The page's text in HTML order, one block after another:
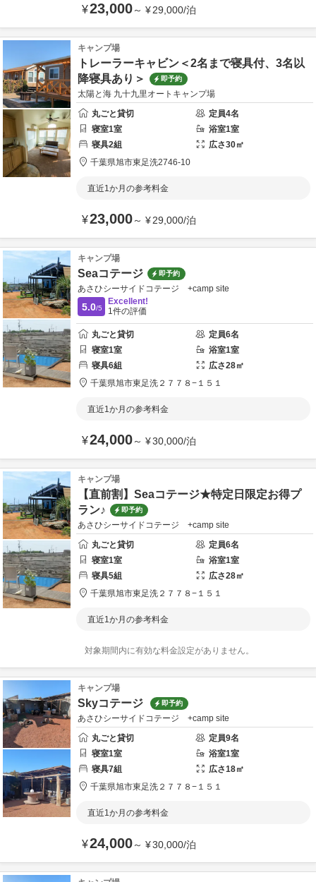
¥23,000～ ¥29,000/泊
キャンプ場
トレーラーキャビン＜2名まで寝具付、3名以
降寝具あり＞
即予約
太陽と海 九十九里オートキャンプ場
丸ごと貸切
定員4名
寝室1室 浴室1室
寝具2組 広さ30㎡
千葉県旭市東足洗2746-10
直近1か月の参考料金
¥23,000～ ¥29,000/泊
キャンプ場
Seaコテージ 即予約
あさひシーサイドコテージ +camp site
5.0/5
Excellent!
1件の評価
丸ごと貸切 定員6名
寝室1室 浴室1室
寝具6組 広さ28㎡
千葉県旭市東足洗２７７８−１５１
直近1か月の参考料金
¥24,000～ ¥30,000/泊
キャンプ場
【直前割】Seaコテージ★特定日限定お得プ
ラン♪
即予約
あさひシーサイドコテージ +camp site
丸ごと貸切
定員6名
寝室1室 浴室1室
寝具5組 広さ28㎡
千葉県旭市東足洗２７７８−１５１
直近1か月の参考料金
対象期間内に有効な料金設定がありません。
キャンプ場
Skyコテージ 即予約
あさひシーサイドコテージ +camp site
丸ごと貸切
定員9名
寝室1室 浴室1室
寝具7組 広さ18㎡
千葉県旭市東足洗２７７８−１５１
直近1か月の参考料金
¥24,000～ ¥30,000/泊